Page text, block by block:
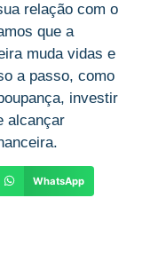
relação com o
que a
muda vidas e
a passo, como
investir
alcançar
WhatsApp